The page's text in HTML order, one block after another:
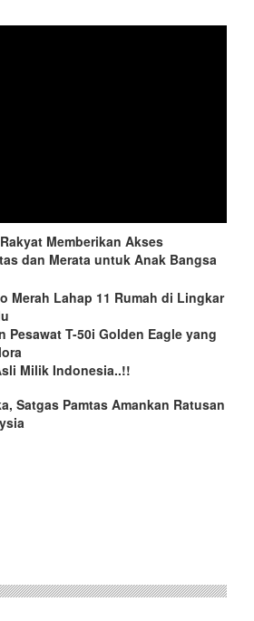
Memberikan Akses
dan Merata untuk Anak Bangsa
Merah Lahap 11 Rumah di Lingkar
Pesawat T-50i Golden Eagle yang
Milik Indonesia..!!
Satgas Pamtas Amankan Ratusan